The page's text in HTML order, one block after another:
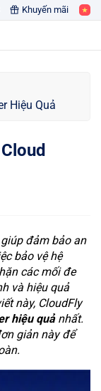
Khuyến mãi
Hiệu Quả
đảm bảo an
bảo vệ hệ
các mối đe
và hiệu quả
này, CloudFly
hiệu quảnhất.
giản này để